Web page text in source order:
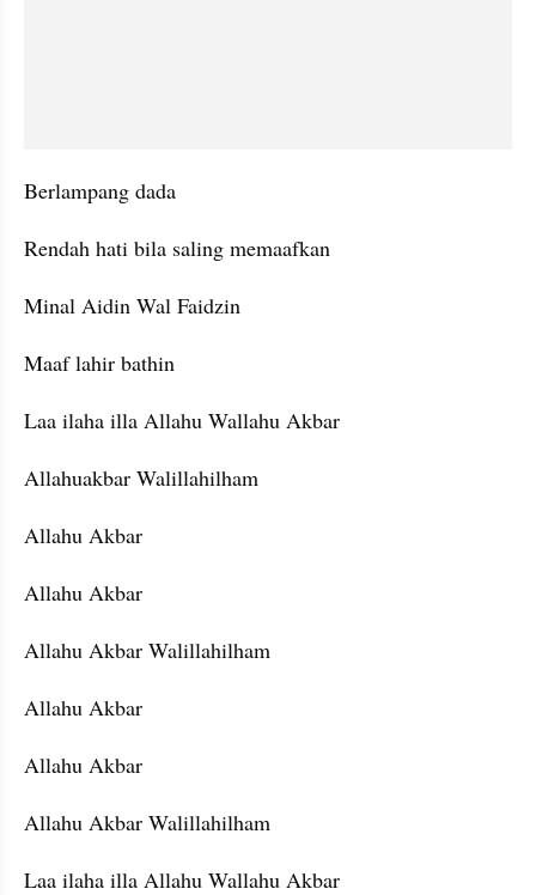
Berlampang dada
Rendah hati bila saling memaafkan
Minal Aidin Wal Faidzin
Maaf lahir bathin
Laa ilaha illa Allahu Wallahu Akbar
Allahuakbar Walillahilham
Allahu Akbar
Allahu Akbar
Allahu Akbar Walillahilham
Allahu Akbar
Allahu Akbar
Allahu Akbar Walillahilham
Laa ilaha illa Allahu Wallahu Akbar